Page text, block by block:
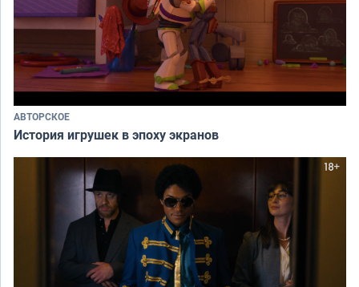
АВТОРСКОЕ
История игрушек в эпоху экранов